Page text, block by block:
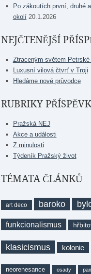
Po zákoutích první, druhé
okolí 20.1.2026
NEJČTENĚJŠÍ
Ztraceným světem
Luxusní vilová čtvrť v Troji
Hledáme nové průvodce
RUBRIKY
Pražská NEJ
Akce a události
Z minulosti
Týdeník Pražský život
TÉMATA ČLÁNKŮ
art deco baroko
funkcionalismus
klasicismus kolonie
neorenesance osady